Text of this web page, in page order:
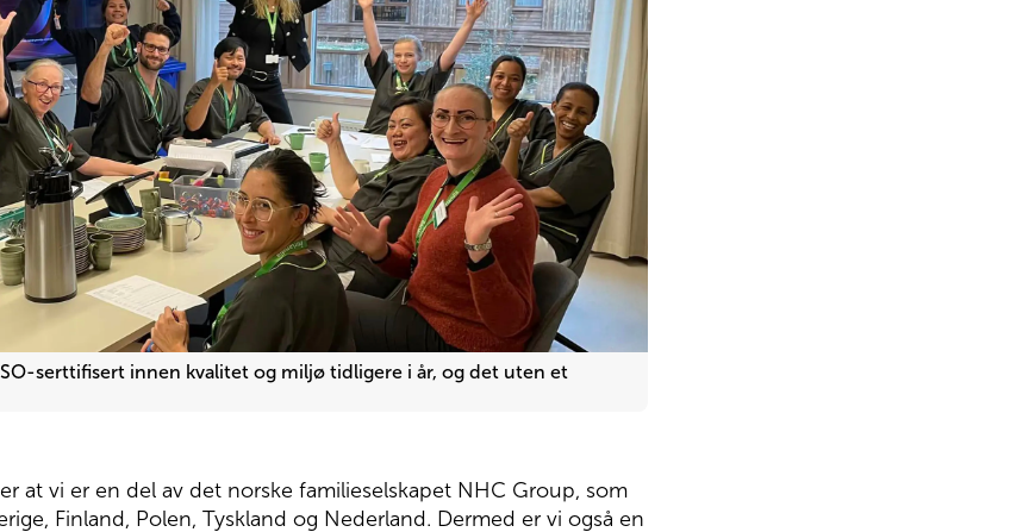
serttifisert innen kvalitet og miljø tidligere i år, og det uten et
at vi er en del av det norske familieselskapet NHC Group, som
Finland, Polen, Tyskland og Nederland. Dermed er vi også en